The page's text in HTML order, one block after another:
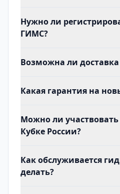
Нужно ли
ГИМС?
Возможна ли доставка
Какая гарантия на
Можно ли
Кубке России?
Как обслуживается
делать?